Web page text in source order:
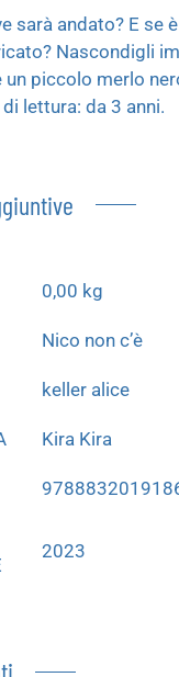
sarà andato? E se
Nascondigli
piccolo merlo
lettura: da 3 anni.
0,00 kg
Nico non c’è
keller alice
Kira Kira
2023